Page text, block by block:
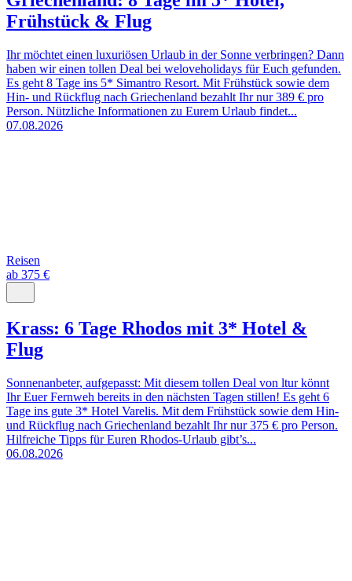
Frühstück & Flug
Ihr möchtet einen luxuriösen Urlaub in der Sonne verbringen? Dann
haben wir einen tollen Deal bei weloveholidays für Euch gefunden.
Es geht 8 Tage ins 5* Simantro Resort. Mit Frühstück sowie dem
Hin- und Rückflug nach Griechenland bezahlt Ihr nur 389 € pro
Person. Nützliche Informationen zu Eurem Urlaub findet...
07.08.2026
Reisen
ab 375 €
Krass: 6 Tage Rhodos mit 3* Hotel &
Flug
Sonnenanbeter, aufgepasst: Mit diesem tollen Deal von ltur könnt
Ihr Euer Fernweh bereits in den nächsten Tagen stillen! Es geht 6
Tage ins gute 3* Hotel Varelis. Mit dem Frühstück sowie dem Hin-
und Rückflug nach Griechenland bezahlt Ihr nur 375 € pro Person.
Hilfreiche Tipps für Euren Rhodos-Urlaub gibt’s...
06.08.2026